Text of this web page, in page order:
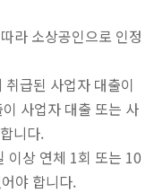
라 소상공인으로 인정
급된 사업자 대출이
사업자 대출 또는 사
니다.
이상 연체 1회 또는 10
야 합니다.